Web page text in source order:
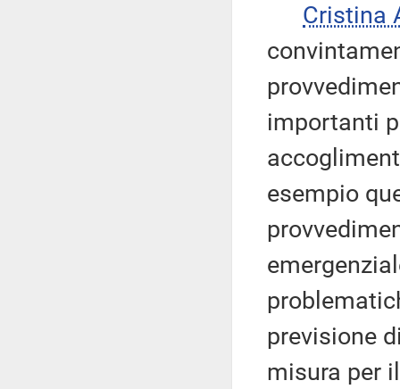
Cristina
importanti
esempio
previsione
misura per